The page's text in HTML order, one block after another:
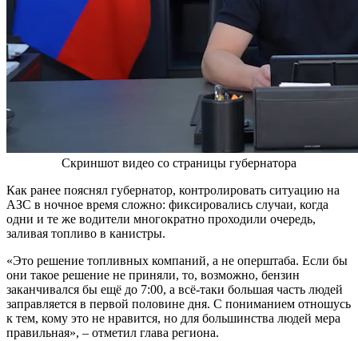
Скриншот видео со страницы губернатора
Как ранее пояснял губернатор, контролировать ситуацию на
АЗС в ночное время сложно: фиксировались случаи, когда
одни и те же водители многократно проходили очередь,
заливая топливо в канистры.
«Это решение топливных компаний, а не оперштаба. Если бы
они такое решение не приняли, то, возможно, бензин
заканчивался бы ещё до 7:00, а всё-таки большая часть людей
заправляется в первой половине дня. С пониманием отношусь
к тем, кому это не нравится, но для большинства людей мера
правильная», – отметил глава региона.